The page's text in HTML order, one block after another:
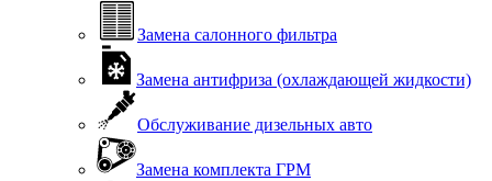
Замена салонного фильтра
Замена антифриза (охлаждающей жидкости)
Обслуживание дизельных авто
Замена комплекта ГРМ